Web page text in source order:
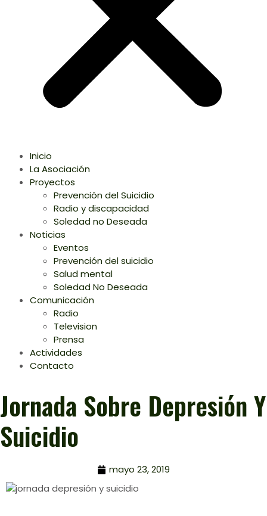
Inicio
La Asociación
Proyectos
Prevención del Suicidio
Radio y discapacidad
Soledad no Deseada
Noticias
Eventos
Prevención del suicidio
Salud mental
Soledad No Deseada
Comunicación
Radio
Television
Prensa
Actividades
Contacto
Jornada Sobre Depresión Y
Suicidio
mayo 23, 2019